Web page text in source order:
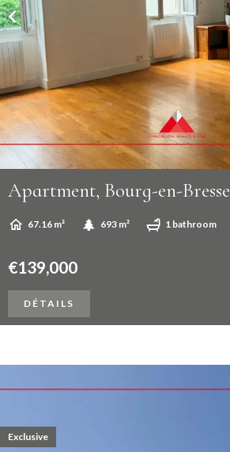
Apartment, Bourg-en-Bresse
67.16 m² 693 m² 1 bathroom
€139,000
DÉTAILS
Exclusive